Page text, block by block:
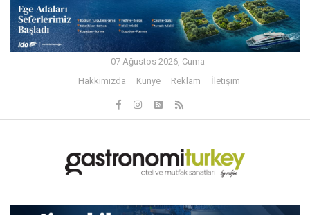
07 Ağustos 2026, Cuma
Hakkımızda
Künye Reklam İletişim